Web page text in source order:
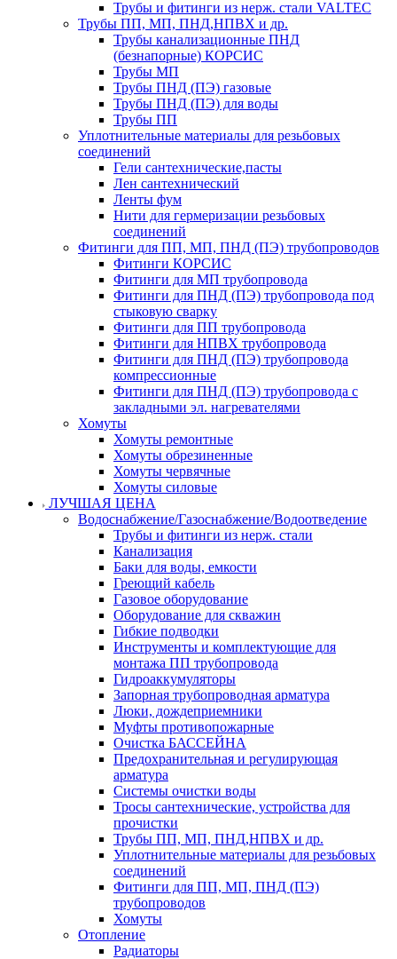
Трубы и фитинги из нерж. стали VALTEC
Трубы ПП, МП, ПНД,НПВХ и др.
Трубы канализационные ПНД
(безнапорные) КОРСИС
Трубы МП
Трубы ПНД (ПЭ) газовые
Трубы ПНД (ПЭ) для воды
Трубы ПП
Уплотнительные материалы для резьбовых
соединений
Гели сантехнические,пасты
Лен сантехнический
Ленты фум
Нити для гермеризации резьбовых
соединений
Фитинги для ПП, МП, ПНД (ПЭ) трубопроводов
Фитинги КОРСИС
Фитинги для МП трубопровода
Фитинги для ПНД (ПЭ) трубопровода под
стыковую сварку
Фитинги для ПП трубопровода
Фитинги для НПВХ трубопровода
Фитинги для ПНД (ПЭ) трубопровода
компрессионные
Фитинги для ПНД (ПЭ) трубопровода с
закладными эл. нагревателями
Хомуты
Хомуты ремонтные
Хомуты обрезиненные
Хомуты червячные
Хомуты силовые
ЛУЧШАЯ ЦЕНА
Водоснабжение/Газоснабжение/Водоотведение
Трубы и фитинги из нерж. стали
Канализация
Баки для воды, емкости
Греющий кабель
Газовое оборудование
Оборудование для скважин
Гибкие подводки
Инструменты и комплектующие для
монтажа ПП трубопровода
Гидроаккумуляторы
Запорная трубопроводная арматура
Люки, дождеприемники
Муфты противопожарные
Очистка БАССЕЙНА
Предохранительная и регулирующая
арматура
Системы очистки воды
Тросы сантехнические, устройства для
прочистки
Трубы ПП, МП, ПНД,НПВХ и др.
Уплотнительные материалы для резьбовых
соединений
Фитинги для ПП, МП, ПНД (ПЭ)
трубопроводов
Хомуты
Отопление
Радиаторы